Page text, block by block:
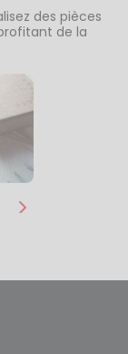
des pièces
de la